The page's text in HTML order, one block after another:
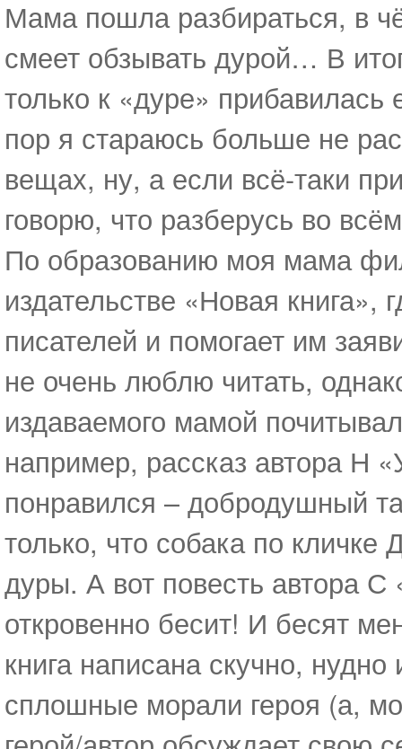
Мама пошла разбираться, в
смеет обзывать дурой… В
только к «дуре»
пор я стараюсь больше не
вещах, ну, а если всё-таки
говорю, что разберусь во
По образованию моя мама
издательстве «Новая книга»,
писателей и помогает им
не очень люблю читать,
издаваемого мамой
например, рассказ автора Н
понравился – добродушный
только, что собака по
дуры. А вот повесть автора
откровенно бесит! И бесят
книга написана скучно,
сплошные морали героя (а,